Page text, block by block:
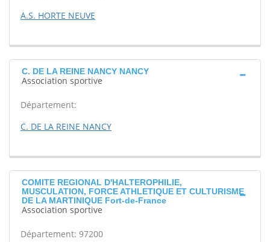
A.S. HORTE NEUVE
C. DE LA REINE NANCY NANCY
Association sportive
Département:
C. DE LA REINE NANCY
COMITE REGIONAL D'HALTEROPHILIE,
MUSCULATION, FORCE ATHLETIQUE ET CULTURISME
DE LA MARTINIQUE Fort-de-France
Association sportive
Département: 97200